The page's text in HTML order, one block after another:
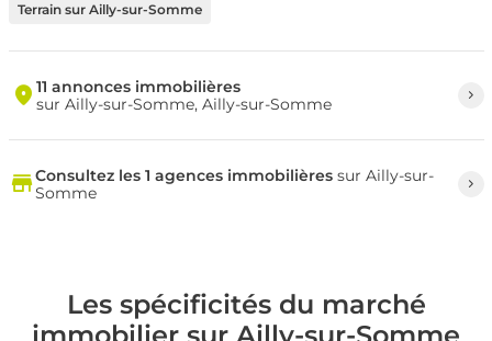
Terrain sur Ailly-sur-Somme
11 annonces immobilières
sur Ailly-sur-Somme, Ailly-sur-Somme
Consultez les 1 agences immobilièressur Ailly-sur-
Somme
Les spécificités du marché